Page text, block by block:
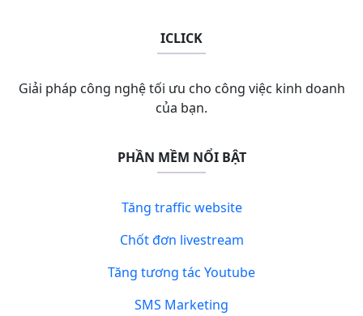
ICLICK
Giải pháp công nghệ tối ưu cho công việc kinh doanh
của bạn.
PHẦN MỀM NỔI BẬT
Tăng traffic website
Chốt đơn livestream
Tăng tương tác Youtube
SMS Marketing